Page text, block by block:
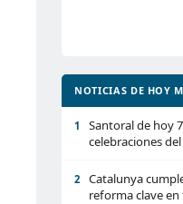
NOTICIAS DE HOY
1
Santoral de hoy
celebraciones
2
Catalunya
reforma clave